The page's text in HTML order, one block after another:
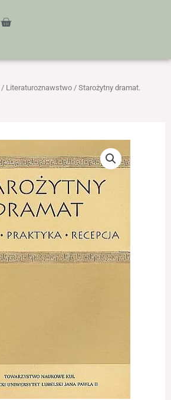
Cart
/ Literaturoznawstwo / Starożytny dramat.
do
funkcjonowania
strony